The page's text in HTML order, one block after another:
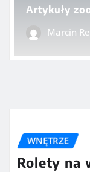
Artykuły
Marcin
WNĘTRZE
Rolety na